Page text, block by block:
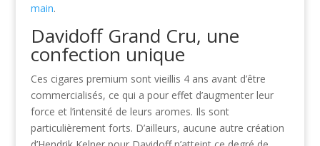
main.
Davidoff Grand Cru, une
confection unique
Ces cigares premium sont vieillis 4 ans avant d’être
commercialisés, ce qui a pour effet d’augmenter leur
force et l’intensité de leurs aromes. Ils sont
particulièrement forts. D’ailleurs, aucune autre création